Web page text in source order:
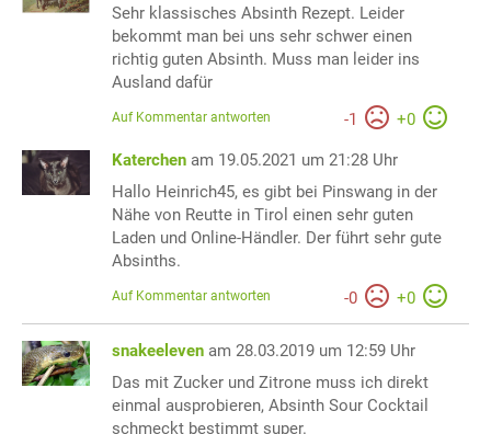
Sehr klassisches Absinth Rezept. Leider
bekommt man bei uns sehr schwer einen
richtig guten Absinth. Muss man leider ins
Ausland dafür
-1 +0
Auf Kommentar antworten
Katerchen am 19.05.2021 um 21:28 Uhr
Hallo Heinrich45, es gibt bei Pinswang in der
Nähe von Reutte in Tirol einen sehr guten
Laden und Online-Händler. Der führt sehr gute
Absinths.
-0 +0
Auf Kommentar antworten
snakeeleven am 28.03.2019 um 12:59 Uhr
Das mit Zucker und Zitrone muss ich direkt
einmal ausprobieren, Absinth Sour Cocktail
schmeckt bestimmt super.